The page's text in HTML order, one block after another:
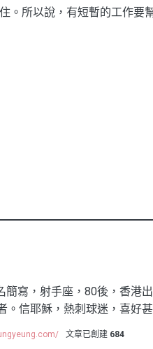
。所以說，有短暫的工作要
簡寫，射手座，80後，香港
。信耶穌，熱刺球迷，喜好
文章已創建 684